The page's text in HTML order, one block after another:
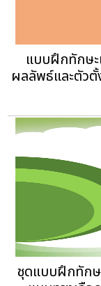
แบบฝึกทักษะ
ผลลัพธ์และตัว
ชุดแบบฝึกทักษ